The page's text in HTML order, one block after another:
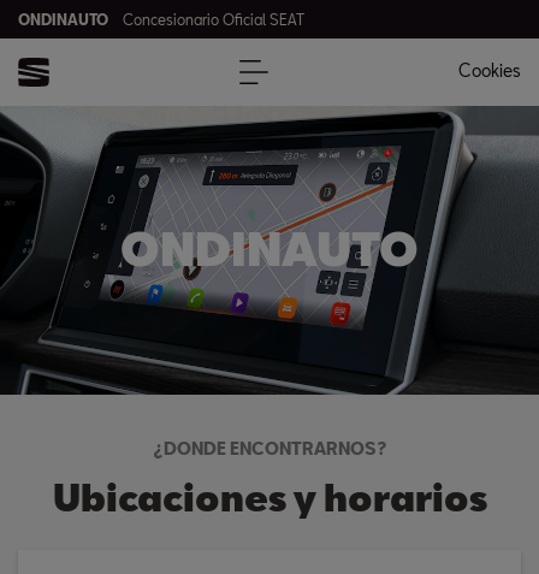
ONDINAUTO Concesionario Oficial SEAT
Cookies
ONDINAUTO
¿DONDE ENCONTRARNOS?
Ubicaciones y horarios